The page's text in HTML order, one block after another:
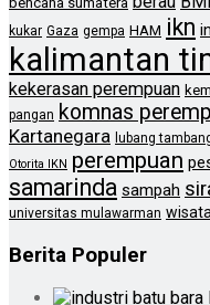
kukar Gaza gempa HAM ikn
kalimantan
kekerasan perempuan
pangan komnas
Kartanegara lubang
Otorita IKN perempuan
samarinda sampah
universitas mulawarman wisata
Berita Populer